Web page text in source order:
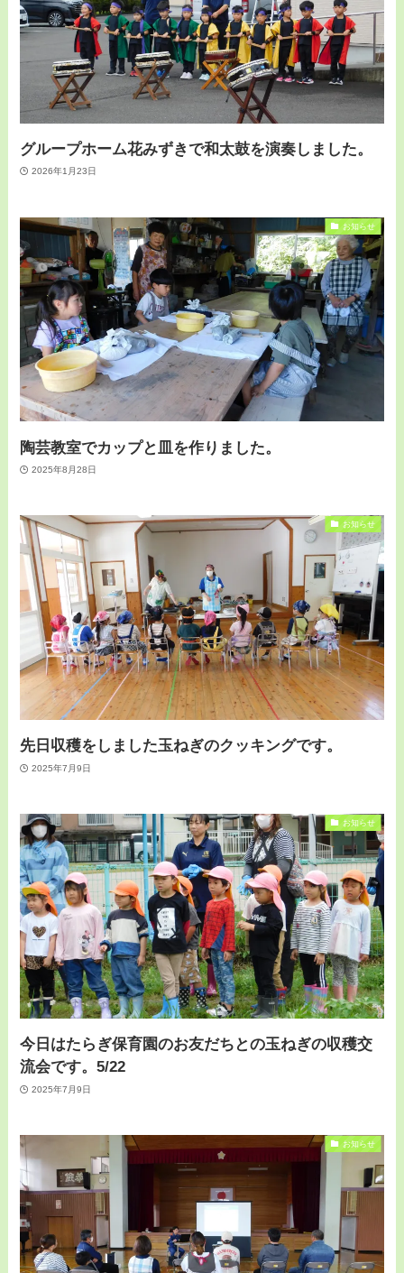
グループホーム花みずきで和太鼓を演奏しました。
2026年1月23日
お知らせ
陶芸教室でカップと皿を作りました。
2025年8月28日
お知らせ
先日収穫をしました玉ねぎのクッキングです。
2025年7月9日
お知らせ
今日はたらぎ保育園のお友だちとの玉ねぎの収穫交
流会です。5/22
2025年7月9日
お知らせ